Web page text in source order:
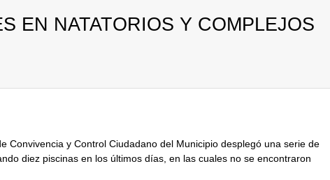
EN NATATORIOS Y COMPLEJOS
Convivencia y Control Ciudadano del Municipio desplegó una serie de
diez piscinas en los últimos días, en las cuales no se encontraron